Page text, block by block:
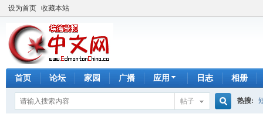
设为首页 收藏本站
首页 论坛 家园 广播 应用 日志 相册
帖子 热搜: